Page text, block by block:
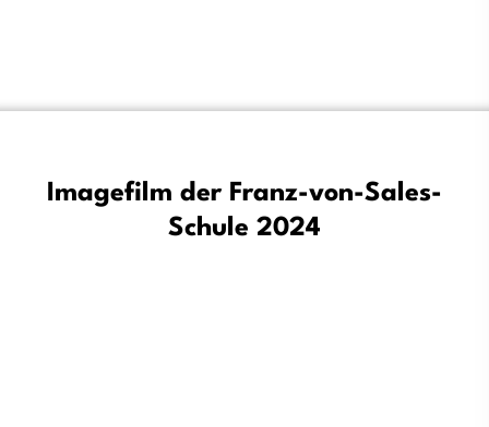
Imagefilm der Franz-von-Sales-
Schule 2024